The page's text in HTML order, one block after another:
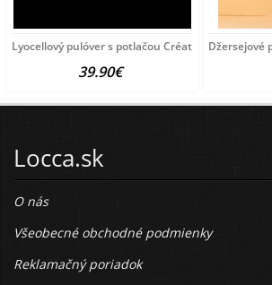
Lyocellový pulóver s potlačou Création
39.90€
Džersejové
Locca.sk
O nás
Všeobecné obchodné podmienky
Reklamačný poriadok